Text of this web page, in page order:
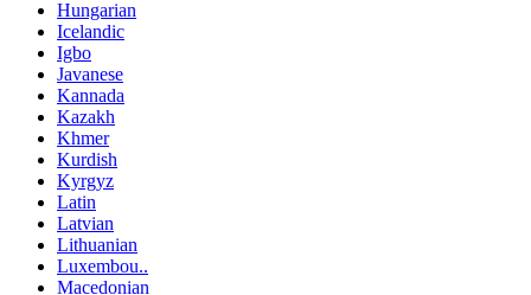
Hungarian
Icelandic
Igbo
Javanese
Kannada
Kazakh
Khmer
Kurdish
Kyrgyz
Latin
Latvian
Lithuanian
Luxembou..
Macedonian